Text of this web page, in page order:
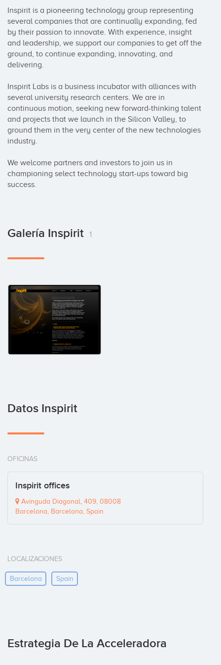
Inspirit is a pioneering technology group representing
several companies that are continually expanding, fed
by their passion to innovate. With experience, insight
and leadership, we support our companies to get off the
ground, to continue expanding, innovating, and
delivering.
Inspirit Labs is a business incubator with alliances with
several university research centers. We are in
continuous motion, seeking new forward-thinking talent
and projects that we launch in the Silicon Valley, to
ground them in the very center of the new technologies
industry.
We welcome partners and investors to join us in
championing select technology start-ups toward big
success.
Galería Inspirit 1
Datos Inspirit
OFICINAS
Inspirit offices
Avinguda Diagonal, 409, 08008
Barcelona, Barcelona, Spain
LOCALIZACIONES
Barcelona Spain
Estrategia De La Acceleradora